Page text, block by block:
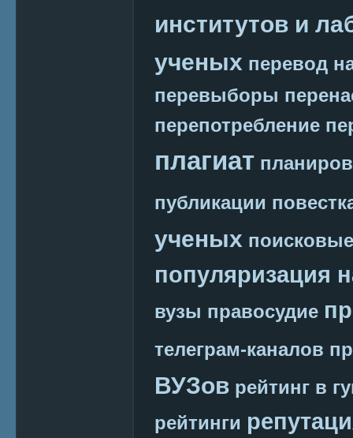
институтов и
ученых перевод
перевыборы
перепотребление
плагиат
публикации
ученых
популяризация
вузы правосудие
телеграм-каналов
ВУЗов рейтинг в
рейтинги